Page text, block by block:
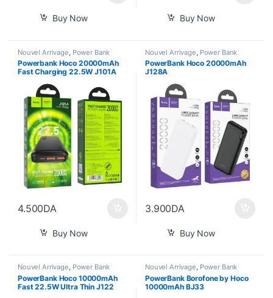
Buy Now Buy Now
Nouvel Arrivage Power Bank
Powerbank Hoco 20000mAh
Fast Charging 22.5W J101A
4.500DA
Buy Now
Nouvel Arrivage Power Bank
PowerBank Hoco 20000mAh
J128A
3.900DA
Buy Now
Nouvel Arrivage, Power Bank
PowerBank Hoco 10000mAh
Fast 22.5W Ultra Thin J122
Nouvel Arrivage, Power Bank
PowerBank Borofone by Hoco
10000mAh BJ33